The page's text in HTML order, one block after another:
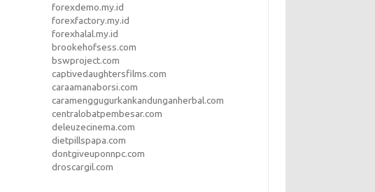
forexdemo.my.id
forexfactory.my.id
forexhalal.my.id
brookehofsess.com
bswproject.com
captivedaughtersfilms.com
caraamanaborsi.com
caramenggugurkankandunganherbal.com
centralobatpembesar.com
deleuzecinema.com
dietpillspapa.com
dontgiveuponnpc.com
droscargil.com